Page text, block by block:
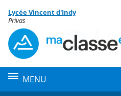
Menu de la rubrique
Contenu
Lycée Vincent d'Indy
Privas
MENU